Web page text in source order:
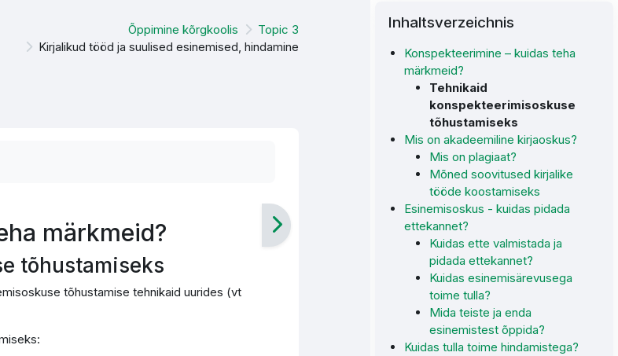
Blöcke
Inhaltsverzeichnis
Konspekteerimine – kuidas teha
märkmeid?
Tehnikaid
konspekteerimisoskuse
tõhustamiseks
Mis on akadeemiline kirjaoskus?
Mis on plagiaat?
Mõned soovitused kirjalike
tööde koostamiseks
Esinemisoskus - kuidas pidada
ettekannet?
Kuidas ette valmistada ja
pidada ettekannet?
Kuidas esinemisärevusega
toime tulla?
Mida teiste ja enda
esinemistest õppida?
Kuidas tulla toime hindamistega?
Õppimine kõrgkoolis
Topic 3
Kirjalikud tööd ja suulised esinemised, hindamine
märkmeid?
tõhustamiseks
tõhustamise tehnikaid uurides (vt